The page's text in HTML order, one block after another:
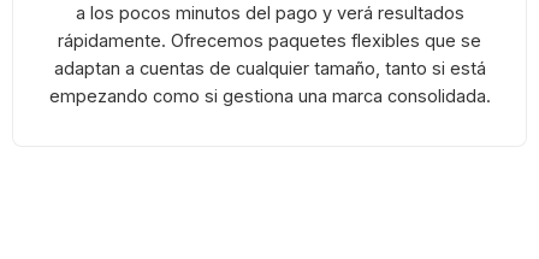
a los pocos minutos del pago y verá resultados
rápidamente. Ofrecemos paquetes flexibles que se
adaptan a cuentas de cualquier tamaño, tanto si está
empezando como si gestiona una marca consolidada.